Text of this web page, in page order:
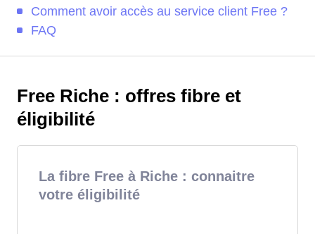
Comment avoir accès au service client Free ?
FAQ
Free Riche : offres fibre et
éligibilité
La fibre Free à Riche : connaitre
votre éligibilité